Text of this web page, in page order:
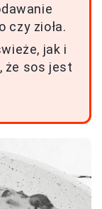
czy zioła.
jak i
że sos jest